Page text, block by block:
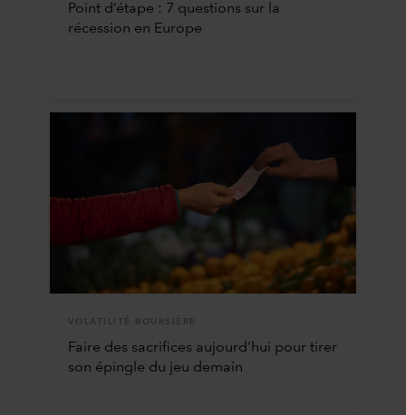
Point d’étape : 7 questions sur la
récession en Europe
VOLATILITÉ BOURSIÈRE
Faire des sacrifices aujourd’hui pour tirer
son épingle du jeu demain